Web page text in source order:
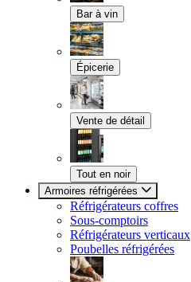
Bar à vin
Épicerie
Vente de détail
Tout en noir
Armoires réfrigérées
Réfrigérateurs coffres
Sous-comptoirs
Réfrigérateurs verticaux
Poubelles réfrigérées